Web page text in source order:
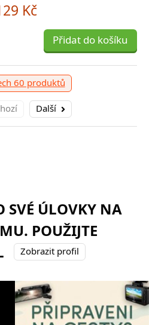
Kč
Přidat do košíku
60 produktů
Další
SVÉ ÚLOVKY NA
POUŽIJTE
Zobrazit profil